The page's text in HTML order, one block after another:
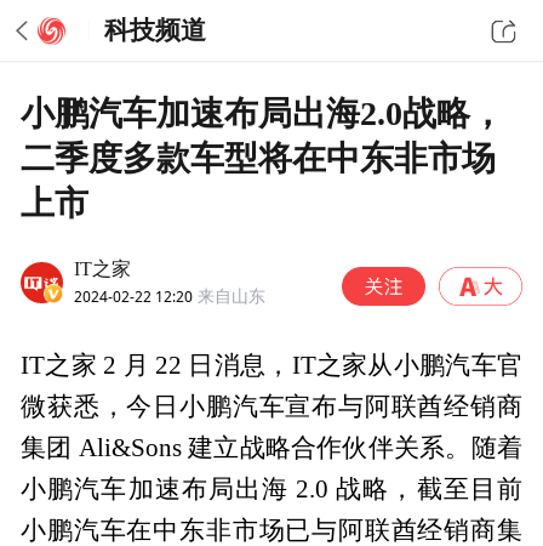
科技频道
小鹏汽车加速布局出海2.0战略，
二季度多款车型将在中东非市场
上市
IT之家
2024-02-22 12:20 来自山东
IT之家 2 月 22 日消息，IT之家从小鹏汽车官
微获悉，今日小鹏汽车宣布与阿联酋经销商
集团 Ali&Sons 建立战略合作伙伴关系。随着
小鹏汽车加速布局出海 2.0 战略，截至目前
小鹏汽车在中东非市场已与阿联酋经销商集